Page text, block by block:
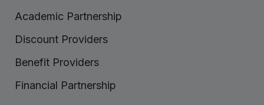
Academic Partnership
Discount Providers
Benefit Providers
Financial Partnership